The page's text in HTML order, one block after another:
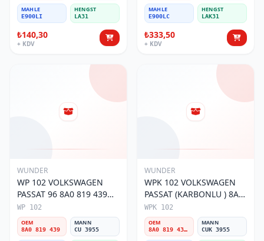
MAHLE
E900LI
HENGST
LA31
₺140,30
+ KDV
MAHLE
E900LC
HENGST
LAK31
₺333,50
+ KDV
WUNDER
WP 102 VOLKSWAGEN
PASSAT 96 8A0 819 439
Polen Filtresi
WP 102
OEM
8A0 819 439
MANN
CU 3955
WUNDER
WPK 102 VOLKSWAGEN
PASSAT (KARBONLU ) 8A0
819 439B Polen Filtresi
WPK 102
OEM
8A0 819 439B
MANN
CUK 3955